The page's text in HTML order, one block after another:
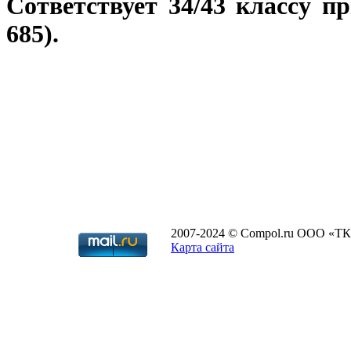
Сответствует 34/43 классу
685).
2007-2024 © Compol.ru ООО «ТК
Карта сайта